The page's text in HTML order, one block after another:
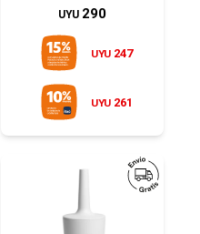
UYU 290
UYU 247
UYU 261